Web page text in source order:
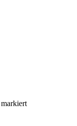
markiert